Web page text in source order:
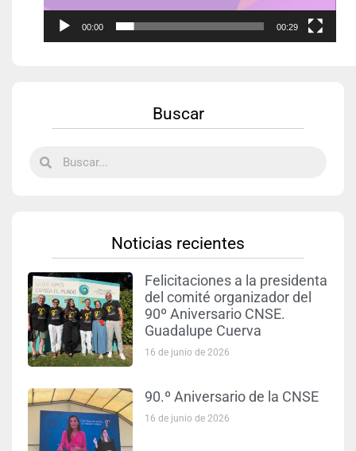
00:00 00:29
Buscar
Noticias recientes
Felicitaciones a la presidenta
del comité organizador del
90º Aniversario CNSE.
Guadalupe Cuerva
16 de junio de 2026
90.º Aniversario de la CNSE
16 de junio de 2026